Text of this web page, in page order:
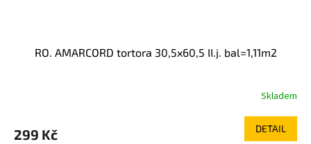
RO. AMARCORD tortora 30,5x60,5 II.j. bal=1,11m2
Skladem
299 Kč DETAIL